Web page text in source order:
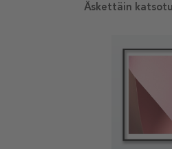
Äskettäin